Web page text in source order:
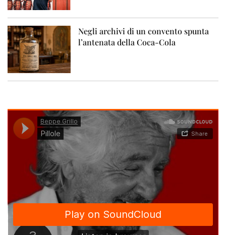
Negli archivi di un convento spunta
l’antenata della Coca-Cola